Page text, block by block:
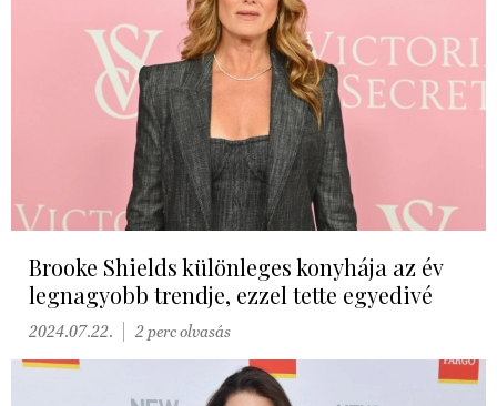
Brooke Shields különleges konyhája az év
legnagyobb trendje, ezzel tette egyedivé
2024.07.22. 2 perc olvasás